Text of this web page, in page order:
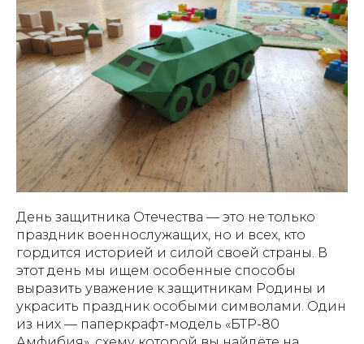
День защитника Отечества — это не только
праздник военнослужащих, но и всех, кто
гордится историей и силой своей страны. В
этот день мы ищем особенные способы
выразить уважение к защитникам Родины и
украсить праздник особыми символами. Один
из них — паперкрафт-модель «БТР-80